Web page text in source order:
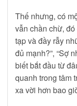
Thế nhưng, có
vẫn chần chừ,
tạp và đầy rẫy
đủ mạnh?”, “Sợ
biết bắt đầu từ
quanh trong tâm
xa vời hơn bao